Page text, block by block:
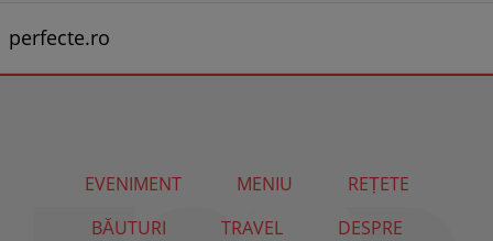
perfecte.ro
EVENIMENT MENIU
REȚETE
BĂUTURI
TRAVEL DESPRE